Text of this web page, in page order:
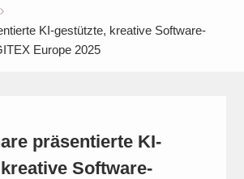
KI-gestützte, kreative Software-
Europe 2025
präsentierte KI-
Software-